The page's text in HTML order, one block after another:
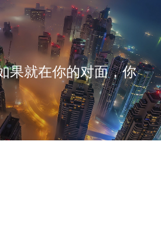
果就在你的对面，你